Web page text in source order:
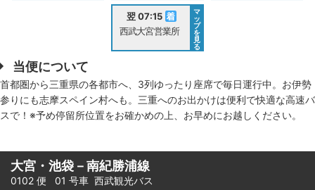
翌 07:15
西武大宮営業所
マ
ッ
プ
を
見
る
当便について
首都圏から三重県の各都市へ、3列ゆったり座席で毎日運行中。お伊勢
参りにも志摩スペイン村へも。三重へのお出かけは便利で快適な高速バ
スで！※予め停留所位置をお確かめの上、お早めにお越しください。
大宮・池袋－南紀勝浦線
0102 便 01 号車 西武観光バス